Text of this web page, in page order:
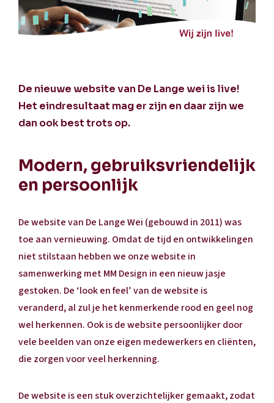
De nieuwe website van De Lange wei is live!
Het eindresultaat mag er zijn en daar zijn we
dan ook best trots op.
Modern, gebruiksvriendelijk
en persoonlijk
De website van De Lange Wei (gebouwd in 2011) was
toe aan vernieuwing. Omdat de tijd en ontwikkelingen
niet stilstaan hebben we onze website in
samenwerking met MM Design in een nieuw jasje
gestoken. De ‘look en feel’ van de website is
veranderd, al zul je het kenmerkende rood en geel nog
wel herkennen. Ook is de website persoonlijker door
vele beelden van onze eigen medewerkers en cliënten,
die zorgen voor veel herkenning.
De website is een stuk overzichtelijker gemaakt, zodat